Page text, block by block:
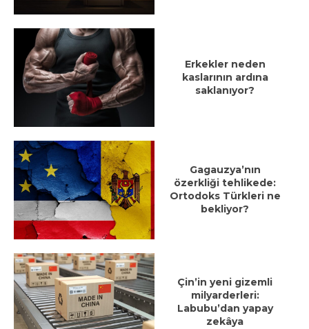
Erkekler neden
kaslarının ardına
saklanıyor?
Gagauzya’nın
özerkliği tehlikede:
Ortodoks Türkleri ne
bekliyor?
Çin’in yeni gizemli
milyarderleri:
Labubu’dan yapay
zekâya